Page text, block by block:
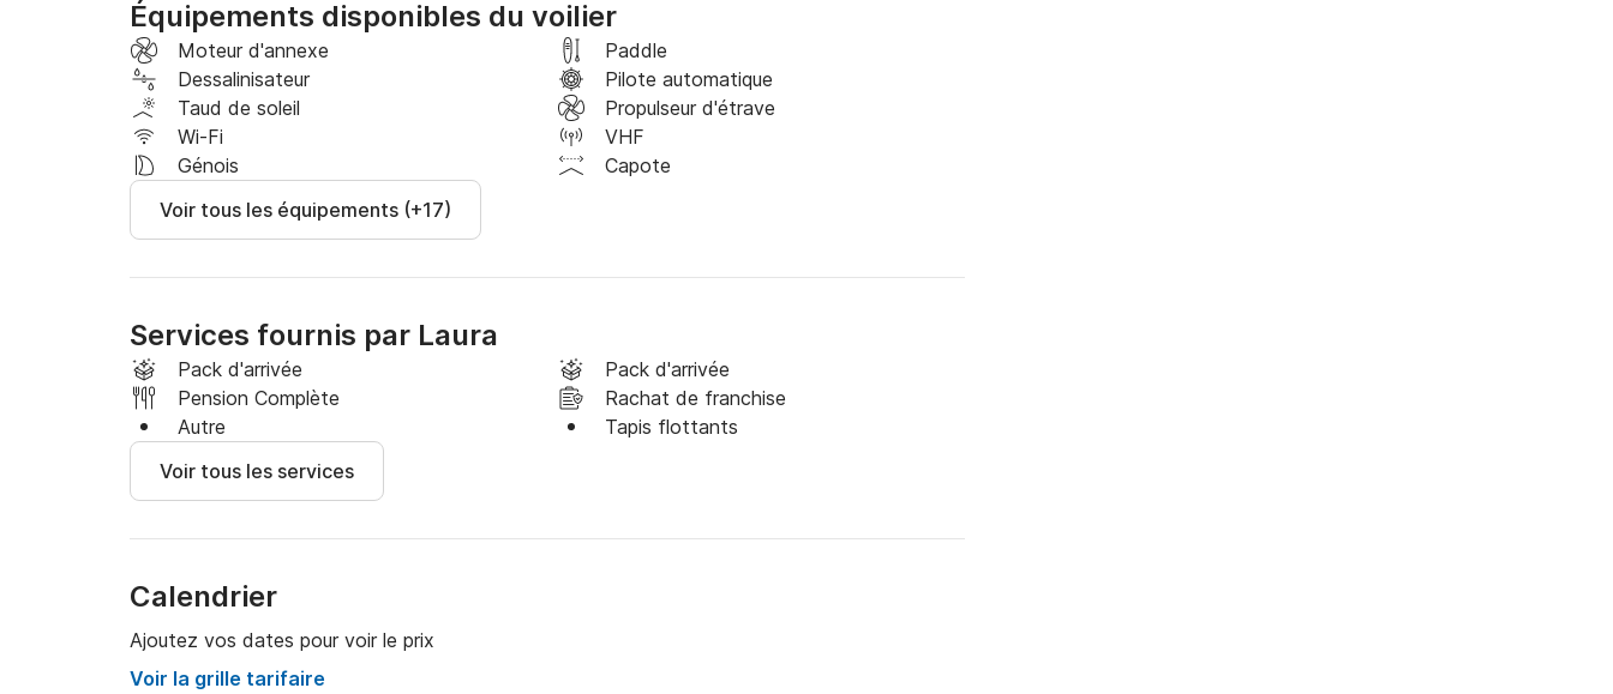
Équipements disponibles du voilier
Moteur d'annexe
Paddle
Dessalinisateur
Pilote automatique
Taud de soleil
Propulseur d'étrave
Wi-Fi
VHF
Génois
Capote
Voir tous les équipements (+17)
Services fournis par Laura
Pack d'arrivée
Pack d'arrivée
Pension Complète
Rachat de franchise
Autre
Tapis flottants
Voir tous les services
Calendrier
Ajoutez vos dates pour voir le prix
Voir la grille tarifaire